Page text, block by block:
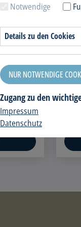
Ihren
Bei
Notwendige
Details zu den Cookies
NUR NOTWENDIGE
Zugang zu den
Impressum
Datenschutz